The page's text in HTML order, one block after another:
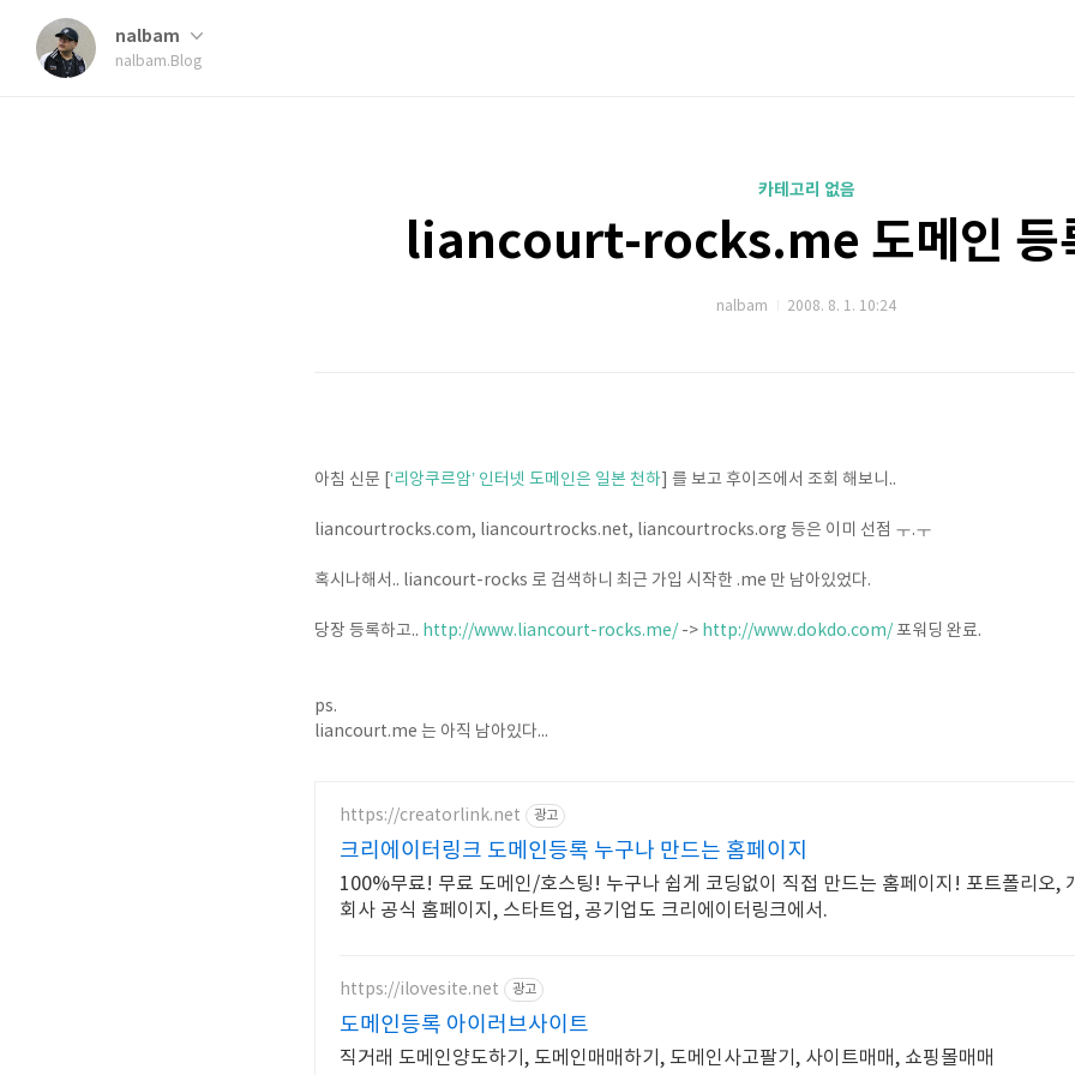
nalbam
nalbam.Blog
카테고리 없음
liancourt-rocks.me 도메인 등
nalbam 2008. 8. 1. 10:24
아침 신문 [ ‘리앙쿠르암’ 인터넷 도메인은 일본 천하 ] 를 보고 후이즈에서 조회 해보니..
liancourtrocks.com, liancourtrocks.net, liancourtrocks.org 등은 이미 선점 ㅜ.ㅜ
혹시나해서.. liancourt-rocks 로 검색하니 최근 가입 시작한 .me 만 남아있었다.
당장 등록하고.. http://www.liancourt-rocks.me/ -> http://www.dokdo.com/포워딩 완료.
ps.
liancourt.me 는 아직 남아있다...
https://creatorlink.net 광고
크리에이터링크 도메인등록 누구나 만드는 홈페이지
100%무료! 무료 도메인/호스팅! 누구나 쉽게 코딩없이 직접 만드는 홈페이지! 포트폴리오,
회사 공식 홈페이지, 스타트업, 공기업도 크리에이터링크에서.
https://ilovesite.net 광고
도메인등록 아이러브사이트
직거래 도메인양도하기, 도메인매매하기, 도메인사고팔기, 사이트매매, 쇼핑몰매매